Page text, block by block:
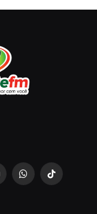
WhatsAppTikTok